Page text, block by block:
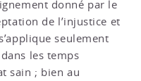
donné par le
de l’injustice et
seulement
les temps
sain ; bien au